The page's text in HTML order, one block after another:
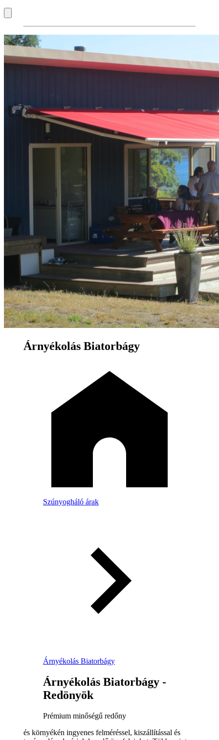
Árnyékolás Biatorbágy
Szúnyogháló árak
Árnyékolás Biatorbágy
Árnyékolás Biatorbágy -
Redönyök
Prémium minőségű redőny
és környékén ingyenes felméréssel, kiszállítással és